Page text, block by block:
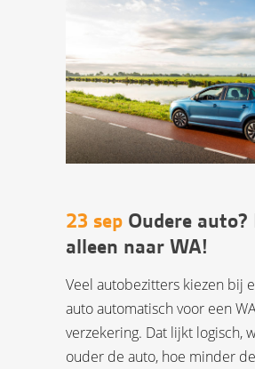
23 sep Oudere
alleen naar WA!
Veel autobezitters kiezen bij
auto automatisch voor een
verzekering. Dat lijkt logisch,
ouder de auto, hoe minder